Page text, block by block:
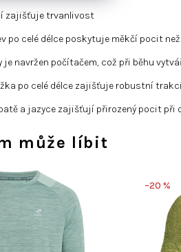
zajišťuje trvanlivost
po celé délce poskytuje měkčí pocit
je navržen počítačem, což při běhu
po celé délce zajišťuje robustní trakci
a jazyce zajišťují přirozený pocit při
může líbit
–20 %